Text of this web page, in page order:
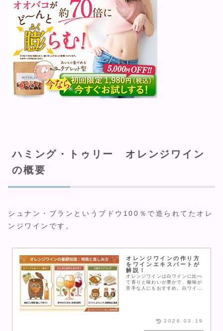
ハミング・トゥリー オレンジワイン
の概要
シュナン・ブランというブドウ100％で造られてたオレ
ンジワインです。
オレンジワインの作り方
をワインエキスパートが
解説！
オレンジワインは白ワインに比べ
て香りと味わいが豊かで、酸味が
苦手な人にもおすすめ。白ワイン
2026.03.19